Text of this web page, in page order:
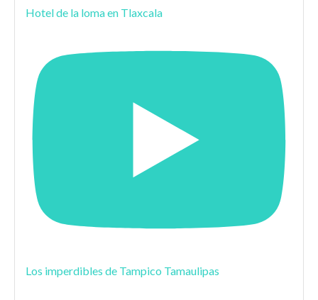
Hotel de la loma en Tlaxcala
Los imperdibles de Tampico Tamaulipas